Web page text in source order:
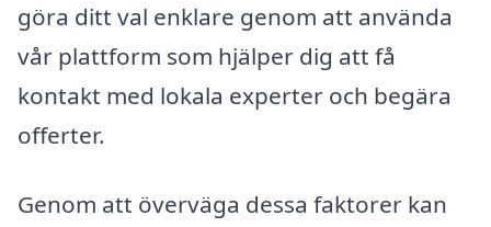
göra ditt val enklare genom att använda
vår plattform som hjälper dig att få
kontakt med lokala experter och begära
offerter.
Genom att överväga dessa faktorer kan